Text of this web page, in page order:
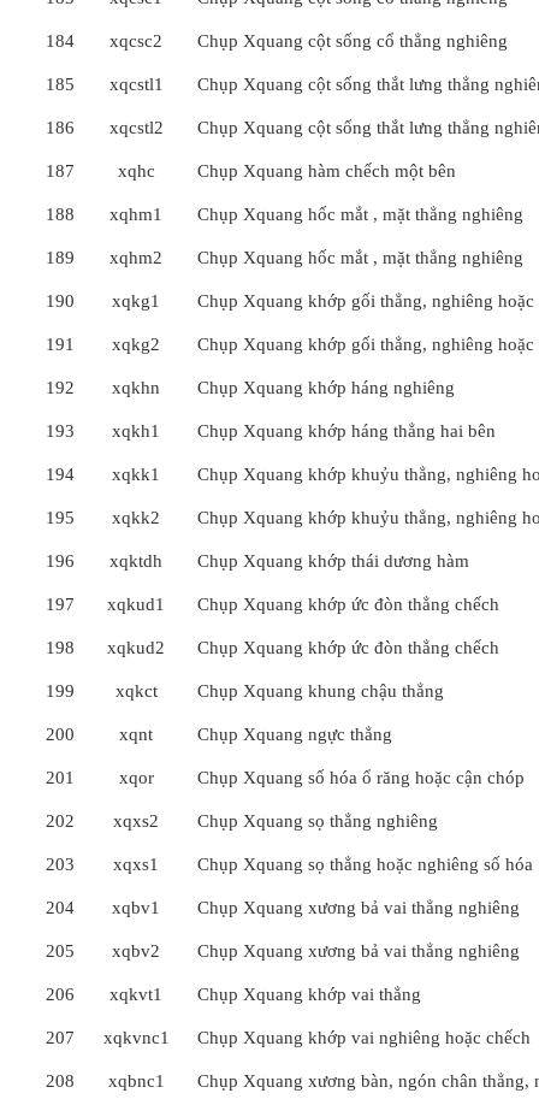
184 xqcsc2 Chụp Xquang cột sống cổ thẳng nghiêng
185 xqcstl1 Chụp Xquang cột sống thắt lưng thẳng
186 xqcstl2 Chụp Xquang cột sống thắt lưng thẳng
187 xqhc Chụp Xquang hàm chếch một bên
188 xqhm1 Chụp Xquang hốc mắt , mặt thẳng nghiêng
189 xqhm2 Chụp Xquang hốc mắt , mặt thẳng nghiêng
190 xqkg1 Chụp Xquang khớp gối thẳng, nghiêng hoặc
191 xqkg2 Chụp Xquang khớp gối thẳng, nghiêng hoặc
192 xqkhn Chụp Xquang khớp háng nghiêng
193 xqkh1 Chụp Xquang khớp háng thẳng hai bên
194 xqkk1 Chụp Xquang khớp khuỷu thẳng, nghiêng
195 xqkk2 Chụp Xquang khớp khuỷu thẳng, nghiêng
196 xqktdh Chụp Xquang khớp thái dương hàm
197 xqkud1 Chụp Xquang khớp ức đòn thẳng chếch
198 xqkud2 Chụp Xquang khớp ức đòn thẳng chếch
199 xqkct Chụp Xquang khung chậu thẳng
200 xqnt Chụp Xquang ngực thẳng
201 xqor Chụp Xquang số hóa ổ răng hoặc cận chóp
202 xqxs2 Chụp Xquang sọ thẳng nghiêng
203 xqxs1 Chụp Xquang sọ thẳng hoặc nghiêng số hóa
204 xqbv1 Chụp Xquang xương bả vai thẳng nghiêng
205 xqbv2 Chụp Xquang xương bả vai thẳng nghiêng
206 xqkvt1 Chụp Xquang khớp vai thẳng
207 xqkvnc1 Chụp Xquang khớp vai nghiêng hoặc chếch
208 xqbnc1 Chụp Xquang xương bàn, ngón chân thẳng,